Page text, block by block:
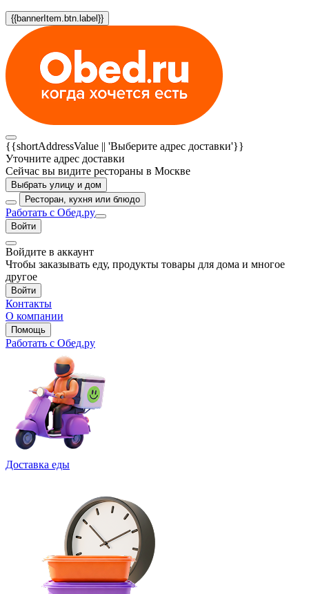
{{bannerItem.btn.label}}
{{shortAddressValue || 'Выберите адрес доставки'}}
Уточните адрес доставки
Сейчас вы видите рестораны в Москве
Выбрать улицу и дом
Ресторан, кухня или блюдо
Работать с Обед.ру
Войти
Войдите в аккаунт
Чтобы заказывать еду, продукты товары для дома и многое
другое
Войти
Контакты
О компании
Помощь
Работать с Обед.ру
Доставка еды